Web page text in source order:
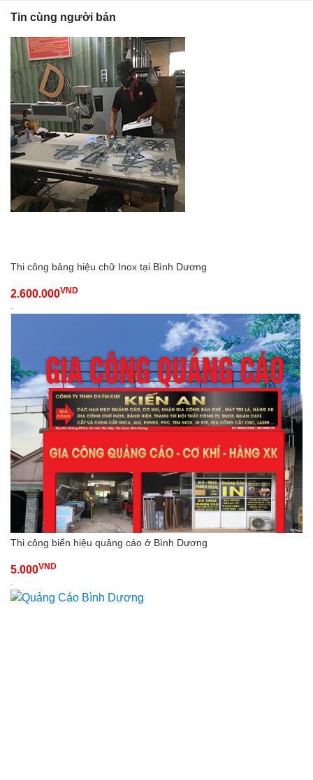
Tin cùng người bán
Thi công bảng hiệu chữ Inox tại Bình Dương
2.600.000VND
-
Thi công biển hiệu quảng cáo ở Bình Dương
5.000VND
-